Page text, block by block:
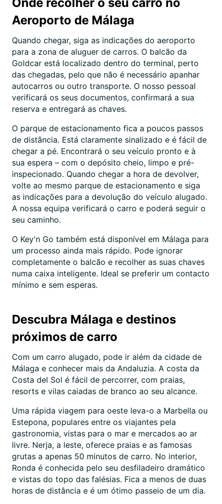
Aeroporto de Málaga
Quando chegar, siga as indicações do aeroporto
para a zona de aluguer de carros. O balcão da
Goldcar está localizado dentro do terminal, perto
das chegadas, pelo que não é necessário apanhar
autocarros ou outro transporte. O nosso pessoal
verificará os seus documentos, confirmará a sua
reserva e entregará as chaves.
O parque de estacionamento fica a poucos passos
de distância. Está claramente sinalizado e é fácil de
chegar a pé. Encontrará o seu veículo pronto e à
sua espera – com o depósito cheio, limpo e pré-
inspecionado. Quando chegar a hora de devolver,
volte ao mesmo parque de estacionamento e siga
as indicações para a devolução do veículo alugado.
A nossa equipa verificará o carro e poderá seguir o
seu caminho.
O Key'n Go também está disponível em Málaga para
um processo ainda mais rápido. Pode ignorar
completamente o balcão e recolher as suas chaves
numa caixa inteligente. Ideal se preferir um contacto
mínimo e sem esperas.
Descubra Málaga e destinos
próximos de carro
Com um carro alugado, pode ir além da cidade de
Málaga e conhecer mais da Andaluzia. A costa da
Costa del Sol é fácil de percorrer, com praias,
resorts e vilas caiadas de branco ao seu alcance.
Uma rápida viagem para oeste leva-o a Marbella ou
Estepona, populares entre os viajantes pela
gastronomia, vistas para o mar e mercados ao ar
livre. Nerja, a leste, oferece praias e as famosas
grutas a apenas 50 minutos de carro. No interior,
Ronda é conhecida pelo seu desfiladeiro dramático
e vistas do topo das falésias. Fica a menos de duas
horas de distância e é um ótimo passeio de um dia.